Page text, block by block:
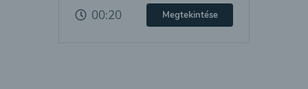
00:20 Megtekintése